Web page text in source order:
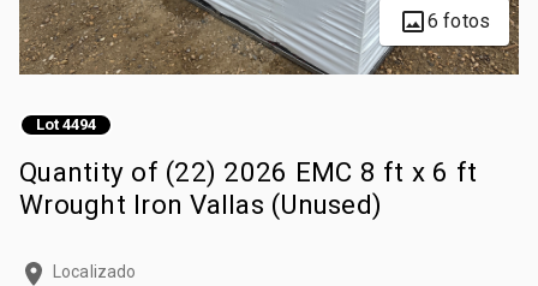
6 fotos
Lot 4494
Quantity of (22) 2026 EMC 8 ft x 6 ft
Wrought Iron Vallas (Unused)
Localizado